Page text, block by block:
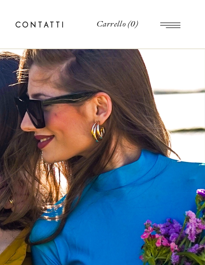
CONTATTI Carrello (0)